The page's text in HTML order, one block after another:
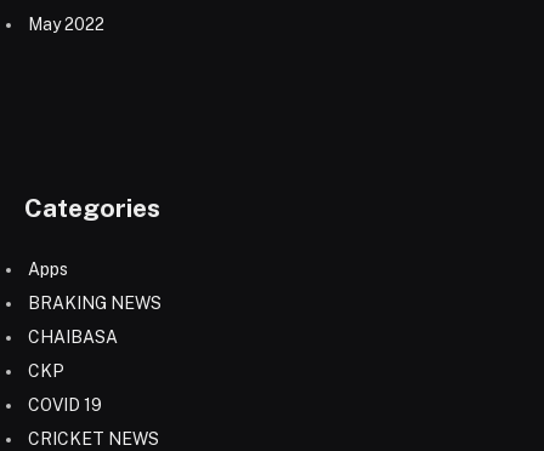
May 2022
Categories
Apps
BRAKING NEWS
CHAIBASA
CKP
COVID 19
CRICKET NEWS